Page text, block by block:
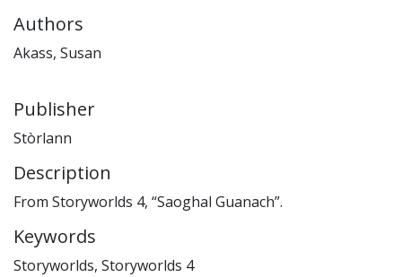
Authors
Akass, Susan
Publisher
Stòrlann
Description
From Storyworlds 4, “Saoghal Guanach”.
Keywords
Storyworlds, Storyworlds 4